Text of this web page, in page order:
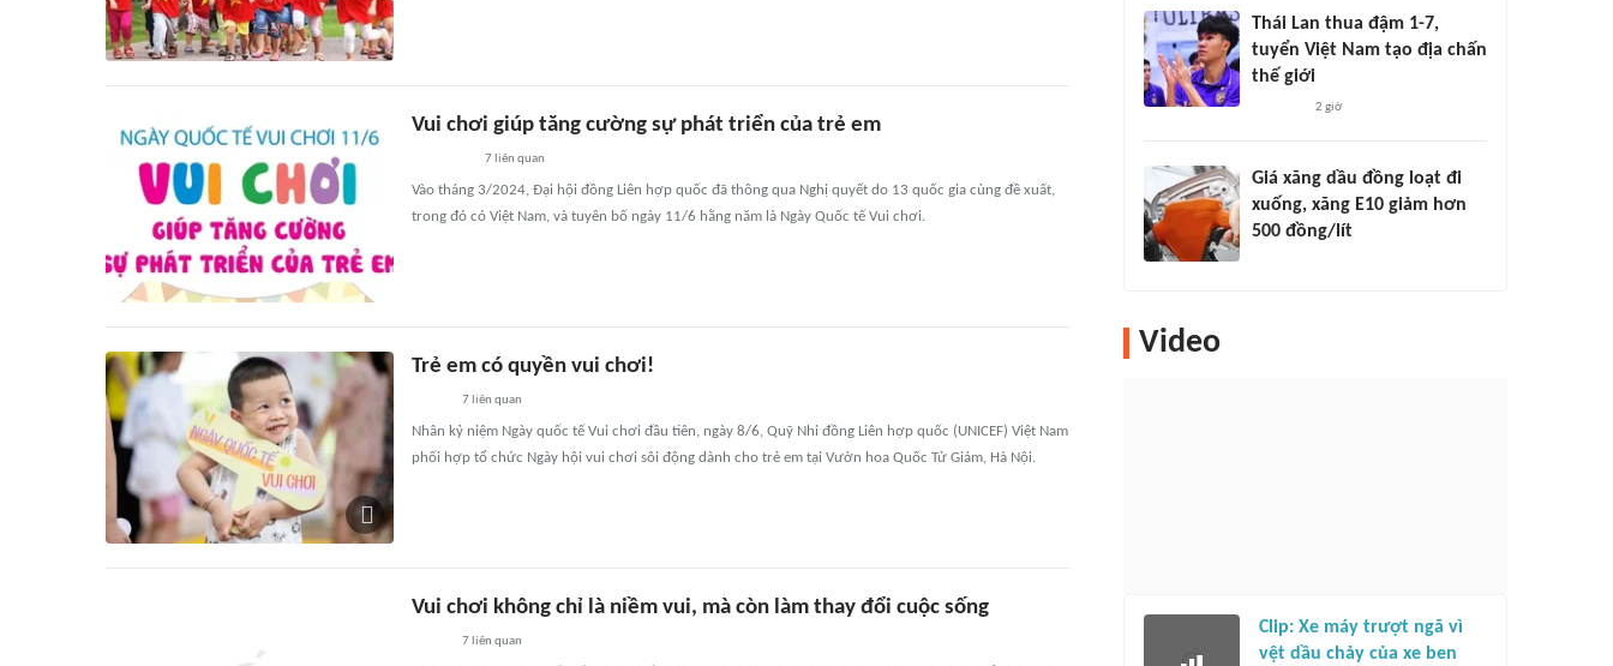
Vui chơi giúp tăng cường sự phát triển của trẻ em
7liên quan
Vào tháng 3/2024, Đại hội đồng Liên hợp quốc đã thông qua Nghị quyết do 13 quốc gia cùng đề xuất,
trong đó có Việt Nam, và tuyên bố ngày 11/6 hằng năm là Ngày Quốc tế Vui chơi.
Trẻ em có quyền vui chơi!
7 liên quan
Nhân kỷ niệm Ngày quốc tế Vui chơi đầu tiên, ngày 8/6, Quỹ Nhi đồng Liên hợp quốc (UNICEF) Việt Nam
phối hợp tổ chức Ngày hội vui chơi sôi động dành cho trẻ em tại Vườn hoa Quốc Tử Giám, Hà Nội.
Vui chơi không chỉ là niềm vui, mà còn làm thay đổi cuộc sống
7 liên quan
Thái Lan thua đậm 1-7,
tuyển Việt Nam tạo địa chấn
thế giới
2 giờ
Giá xăng dầu đồng loạt đi
xuống, xăng E10 giảm hơn
500 đồng/lít
Video
Clip: Xe máy trượt ngã vì
vệt dầu chảy của xe ben